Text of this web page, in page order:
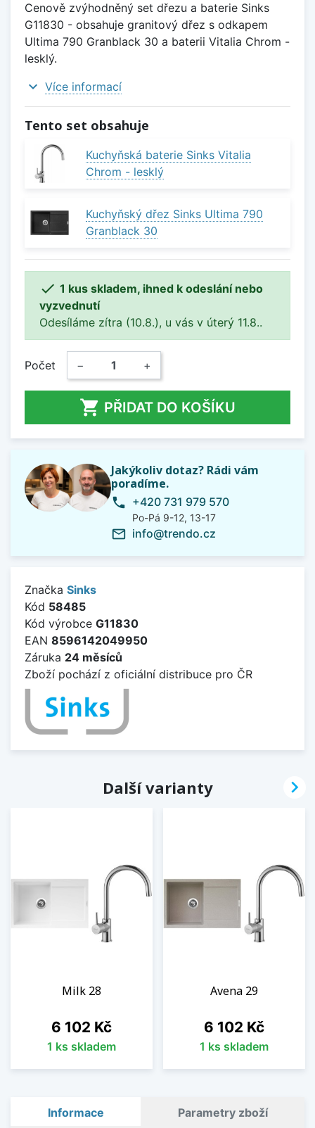
Cenově zvýhodněný set dřezu a baterie Sinks
G11830 - obsahuje granitový dřez s odkapem
Ultima 790 Granblack 30 a baterii Vitalia Chrom -
lesklý.
expand_more Více informací
Tento set obsahuje
Kuchyňská baterie Sinks Vitalia
Chrom - lesklý
Kuchyňský dřez Sinks Ultima 790
Granblack 30
 1 kus skladem, ihned k odeslání nebo
vyzvednutí
Odesíláme zítra (10.8.), u vás v úterý 11.8..
Počet − +
 PŘIDAT DO KOŠÍKU
Jakýkoliv dotaz? Rádi vám
poradíme.
phone +420 731 979 570
Po-Pá 9-12, 13-17
mail_outline info@trendo.cz
Značka Sinks
Kód 58485
Kód výrobce G11830
EAN 8596142049950
Záruka 24 měsíců
Zboží pochází z oficiální distribuce pro ČR
Další varianty
Milk 28
Cena
6 102 Kč
1 ks skladem
Avena 29
Cena
6 102 Kč
1 ks skladem

Informace Parametry zboží